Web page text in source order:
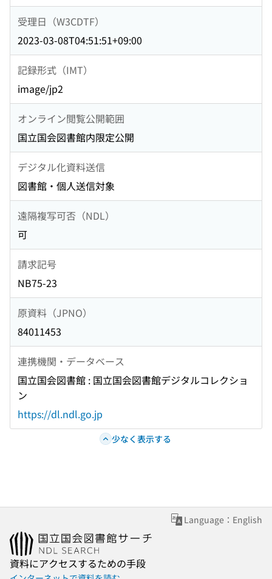
受理日（W3CDTF）
2023-03-08T04:51:51+09:00
記録形式（IMT）
image/jp2
オンライン閲覧公開範囲
国立国会図書館内限定公開
デジタル化資料送信
図書館・個人送信対象
遠隔複写可否（NDL）
可
請求記号
NB75-23
原資料（JPNO）
84011453
連携機関・データベース
国立国会図書館 : 国立国会図書館デジタルコレクショ
ン
https://dl.ndl.go.jp
少なく表示する
Language：English
資料にアクセスするための手段